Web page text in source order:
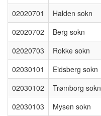
02020701
Halden sokn
02020702
Berg sokn
02020703
Rokke sokn
02030101
Eidsberg sokn
02030102
Trømborg sokn
02030103
Mysen sokn